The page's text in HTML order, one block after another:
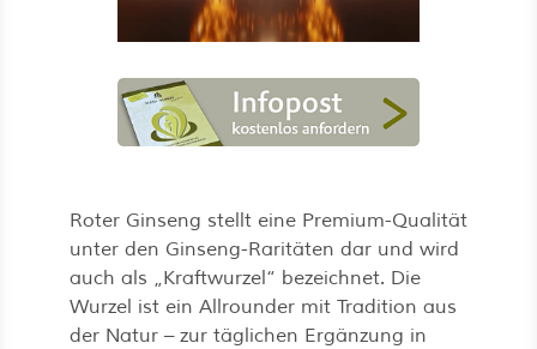
Roter Ginseng stellt eine Premium-Qualität
unter den Ginseng-Raritäten dar und wird
auch als „Kraftwurzel“ bezeichnet. Die
Wurzel ist ein Allrounder mit Tradition aus
der Natur – zur täglichen Ergänzung in